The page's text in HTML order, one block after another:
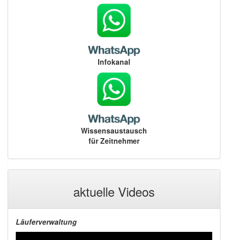
Infokanal
Wissensaustausch
für Zeitnehmer
aktuelle Videos
Läuferverwaltung